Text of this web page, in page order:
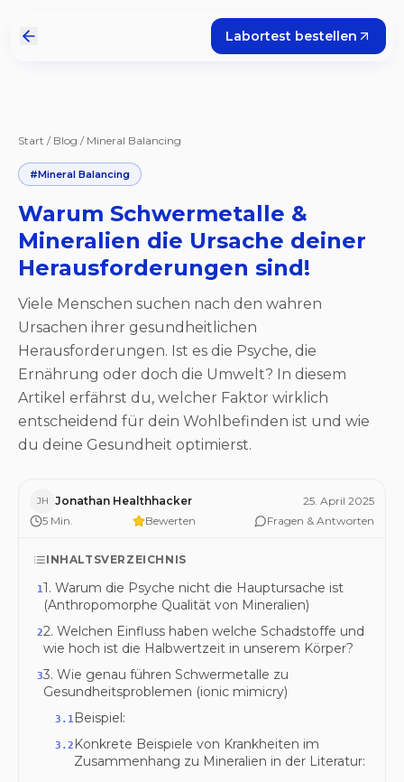
Labortest bestellen
Start / Blog / Mineral Balancing
#Mineral Balancing
Warum Schwermetalle &
Mineralien die Ursache deiner
Herausforderungen sind!
Viele Menschen suchen nach den wahren
Ursachen ihrer gesundheitlichen
Herausforderungen. Ist es die Psyche, die
Ernährung oder doch die Umwelt? In diesem
Artikel erfährst du, welcher Faktor wirklich
entscheidend für dein Wohlbefinden ist und wie
du deine Gesundheit optimierst.
JH Jonathan Healthhacker
25. April 2025
5 Min. Bewerten Fragen & Antworten
INHALTSVERZEICHNIS
11. Warum die Psyche nicht die Hauptursache ist
(Anthropomorphe Qualität von Mineralien)
22. Welchen Einfluss haben welche Schadstoffe und
wie hoch ist die Halbwertzeit in unserem Körper?
33. Wie genau führen Schwermetalle zu
Gesundheitsproblemen (ionic mimicry)
3.1 Beispiel:
3.2 Konkrete Beispiele von Krankheiten im
Zusammenhang zu Mineralien in der Literatur: